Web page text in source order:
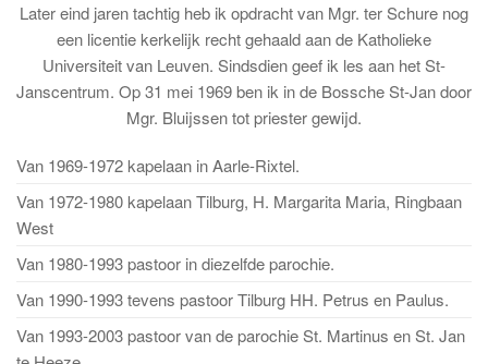
Later eind jaren tachtig heb ik opdracht van Mgr. ter Schure nog
een licentie kerkelijk recht gehaald aan de Katholieke
Universiteit van Leuven. Sindsdien geef ik les aan het St-
Janscentrum. Op 31 mei 1969 ben ik in de Bossche St-Jan door
Mgr. Bluijssen tot priester gewijd.
Van 1969-1972 kapelaan in Aarle-Rixtel.
Van 1972-1980 kapelaan Tilburg, H. Margarita Maria, Ringbaan
West
Van 1980-1993 pastoor in diezelfde parochie.
Van 1990-1993 tevens pastoor Tilburg HH. Petrus en Paulus.
Van 1993-2003 pastoor van de parochie St. Martinus en St. Jan